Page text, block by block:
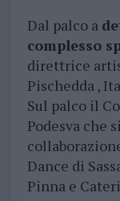
Dal palco a
complesso
direttrice
Pischedda ,
Sul palco il
Podesva che
Dance di
Pinna e